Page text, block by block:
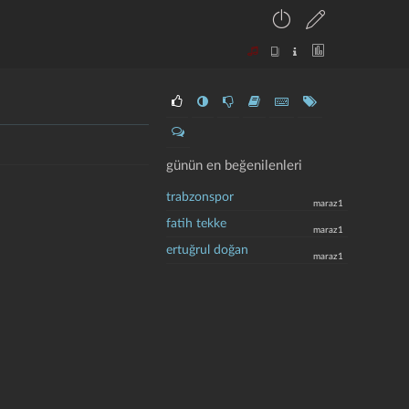
günün en beğenilenleri
trabzonspor maraz1
fatih tekke maraz1
ertuğrul doğan maraz1